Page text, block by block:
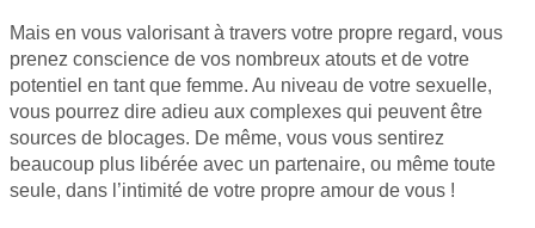
Mais en vous valorisant à travers votre propre regard, vous
prenez conscience de vos nombreux atouts et de votre
potentiel en tant que femme. Au niveau de votre sexuelle,
vous pourrez dire adieu aux complexes qui peuvent être
sources de blocages. De même, vous vous sentirez
beaucoup plus libérée avec un partenaire, ou même toute
seule, dans l’intimité de votre propre amour de vous !